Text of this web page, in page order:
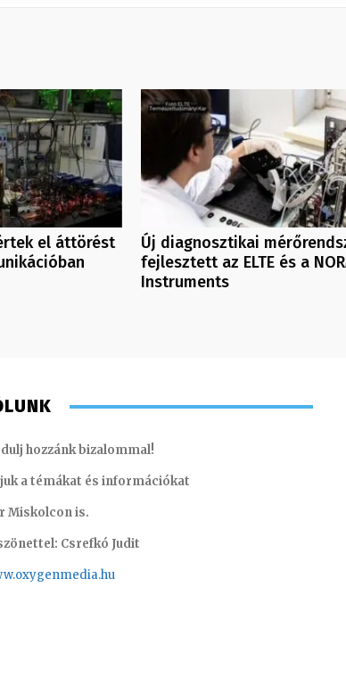
el áttörést
Új diagnosztikai
fejlesztett az ELTE és a
Instruments
hozzánk bizalommal!
a témákat és információkat
Miskolcon is.
Csrefkó Judit
nmedia.hu